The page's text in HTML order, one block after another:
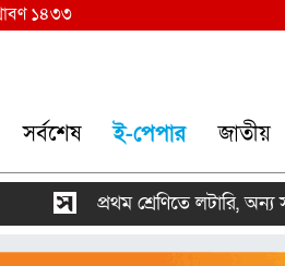
১৪৩৩
সর্বশেষ ই-পেপার জাতীয়
প্রথম শ্রেণিতে লটারি, অন্য সব